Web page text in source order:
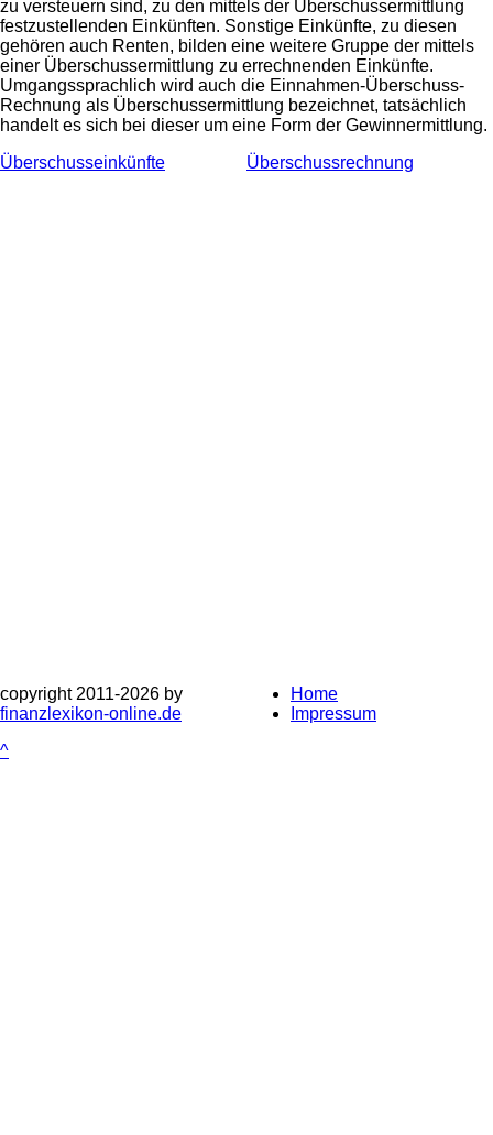
zu versteuern sind, zu den mittels der Überschussermittlung
festzustellenden Einkünften. Sonstige Einkünfte, zu diesen
gehören auch Renten, bilden eine weitere Gruppe der mittels
einer Überschussermittlung zu errechnenden Einkünfte.
Umgangssprachlich wird auch die Einnahmen-Überschuss-
Rechnung als Überschussermittlung bezeichnet, tatsächlich
handelt es sich bei dieser um eine Form der Gewinnermittlung.
Überschusseinkünfte
Überschussrechnung
copyright 2011-2026 by
finanzlexikon-online.de
Home
Impressum
^